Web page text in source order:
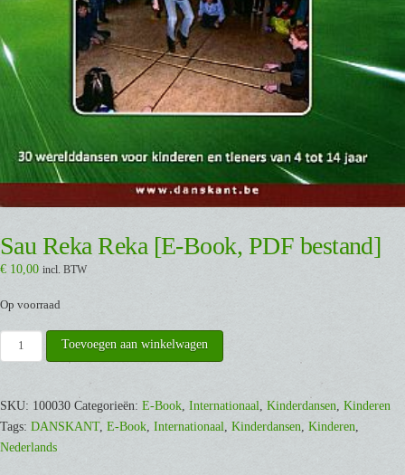
Sau Reka Reka [E-Book, PDF bestand]
€ 10,00 incl. BTW
Op voorraad
Reka
[E-
Book,
PDF
Toevoegen aan winkelwagen
SKU: 100030 Categorieën: E-Book Internationaal Kinderdansen Kinderen
Tags: DANSKANT, E-Book Internationaal Kinderdansen Kinderen
Nederlands